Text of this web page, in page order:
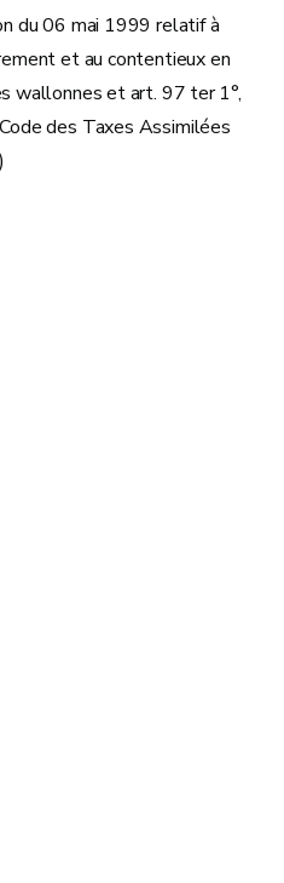
du 06 mai 1999 relatif à
et au contentieux en
wallonnes et art. 97 ter 1°,
des Taxes Assimilées